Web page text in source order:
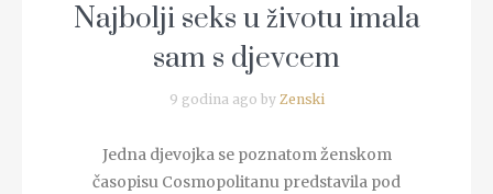
Najbolji seks u životu imala
sam s djevcem
9 godina ago by Zenski
Jedna djevojka se poznatom ženskom
časopisu Cosmopolitanu predstavila pod